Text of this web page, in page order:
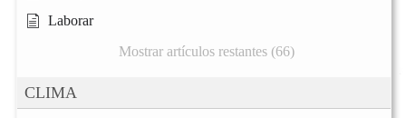
Laborar
Mostrar artículos restantes (66)
CLIMA